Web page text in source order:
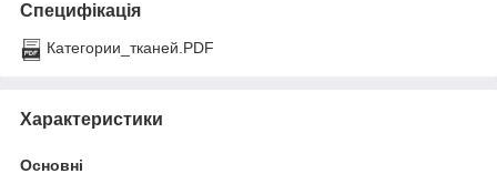
Специфікація
Категории_тканей.PDF
Характеристики
Основні